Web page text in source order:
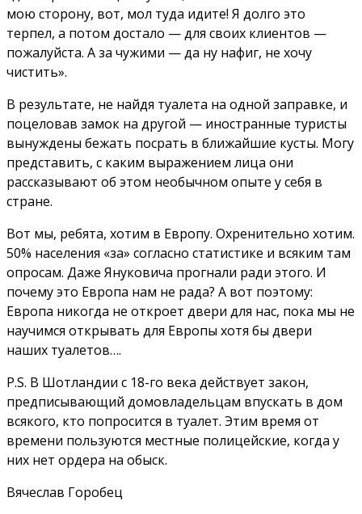
мою сторону, вот, мол туда идите! Я долго это
терпел, а потом достало — для своих клиентов —
пожалуйста. А за чужими — да ну нафиг, не хочу
чистить».
В результате, не найдя туалета на одной заправке, и
поцеловав замок на другой — иностранные туристы
вынуждены бежать посрать в ближайшие кусты. Могу
представить, с каким выражением лица они
рассказывают об этом необычном опыте у себя в
стране.
Вот мы, ребята, хотим в Европу. Охренительно хотим.
50% населения «за» согласно статистике и всяким там
опросам. Даже Януковича прогнали ради этого. И
почему это Европа нам не рада? А вот поэтому:
Европа никогда не откроет двери для нас, пока мы не
научимся открывать для Европы хотя бы двери
наших туалетов….
P.S. В Шотландии с 18-го века действует закон,
предписывающий домовладельцам впускать в дом
всякого, кто попросится в туалет. Этим время от
времени пользуются местные полицейские, когда у
них нет ордера на обыск.
Вячеслав Горобец